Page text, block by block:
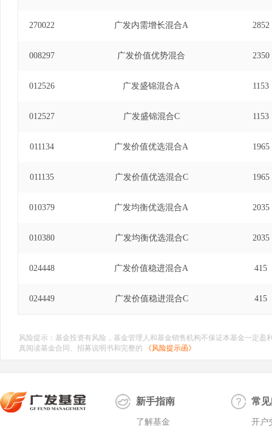
270022 广发内需增长混合A 2852
008297 广发价值优势混合 2350
012526 广发盛锦混合A 1153
012527 广发盛锦混合C 1153
011134 广发价值优选混合A 1965
011135 广发价值优选混合C 1965
010379 广发均衡优选混合A 2035
010380 广发均衡优选混合C 2035
024448 广发价值稳进混合A 415
024449 广发价值稳进混合C 415
风险提示：基金投资有风险，基金管理人和基金销售机构不保证本基金一定
真阅读基金合同、招募说明书和完整的
《风险提示函》
新手指南
了解基金
常
开户